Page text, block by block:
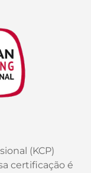
(KCP)
certificação é